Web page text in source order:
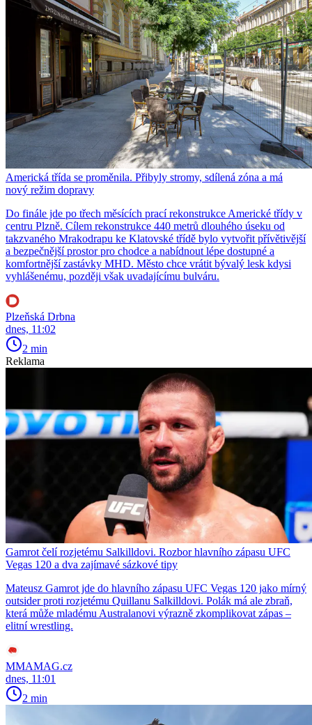
Americká třída se proměnila. Přibyly stromy, sdílená zóna a má
nový režim dopravy
Do finále jde po třech měsících prací rekonstrukce Americké třídy v
centru Plzně. Cílem rekonstrukce 440 metrů dlouhého úseku od
takzvaného Mrakodrapu ke Klatovské třídě bylo vytvořit přívětivější
a bezpečnější prostor pro chodce a nabídnout lépe dostupné a
komfortnější zastávky MHD. Město chce vrátit bývalý lesk kdysi
vyhlášenému, později však uvadajícímu bulváru.
Plzeňská Drbna
dnes, 11:02
2 min
Reklama
Gamrot čelí rozjetému Salkilldovi. Rozbor hlavního zápasu UFC
Vegas 120 a dva zajímavé sázkové tipy
Mateusz Gamrot jde do hlavního zápasu UFC Vegas 120 jako mírný
outsider proti rozjetému Quillanu Salkilldovi. Polák má ale zbraň,
která může mladému Australanovi výrazně zkomplikovat zápas –
elitní wrestling.
MMAMAG.cz
dnes, 11:01
2 min